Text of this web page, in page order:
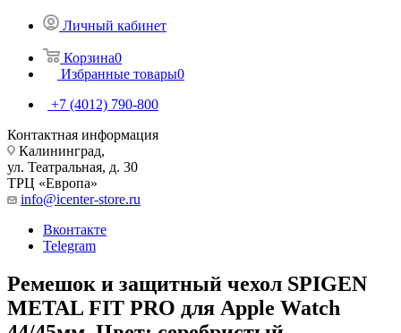
Личный кабинет
Корзина0
Избранные товары0
+7 (4012) 790-800
Контактная информация
Калининград,
ул. Театральная, д. 30
ТРЦ «Европа»
info@icenter-store.ru
Вконтакте
Telegram
Ремешок и защитный чехол SPIGEN
METAL FIT PRO для Apple Watch